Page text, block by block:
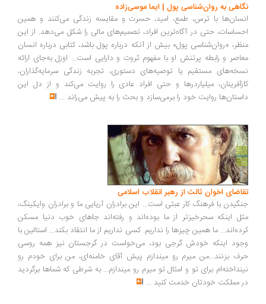
به روان‌شناسی پول | ایما موسی‌زاده
با ترس، طمع، امید، حسرت و مقایسه زندگی می‌کنند و همین
حتی در آگاه‌ترین افراد، تصمیم‌های مالی را شکل می‌دهد. از این
«روان‌شناسی پول» بیش از آنکه درباره پول باشد، کتابی درباره انسان
و رابطه پرتنش او با مفهوم ثروت و دارایی است... اوزل به‌جای ارائه
مستقیم یا توصیه‌های دستوری، تجربه زندگی سرمایه‌گذاران،
میلیاردرها و حتی افراد عادی را روایت می‌کند و از دل این
روایت خود را برمی‌سازد و بحث را به پیش می‌راند...
اخوان ثالث از رهبر انقلاب اسلامی
با فرهنگ کار عبثی است... این برادران آریایی ما و برادران وایکینگ،
اینکه سحرخیزتر از ما بوده‌اند و رفته‌اند جاهای خوب دنیا مسکن
ما همین چیزها را نداریم. کسی نداریم از ما انتقاد بکند... استالین با
اینکه خودش گرجی بود، می‌خواست در گرجستان نیز همه روسی
بزنند...من میرم رو میندازم پیش آقای خامنه‌ای، من برای خودم رو
برای تو و امثال تو میرم رو میندازم... به شرطی که شماها برگردید
مملکت خودتان خدمت کنید...